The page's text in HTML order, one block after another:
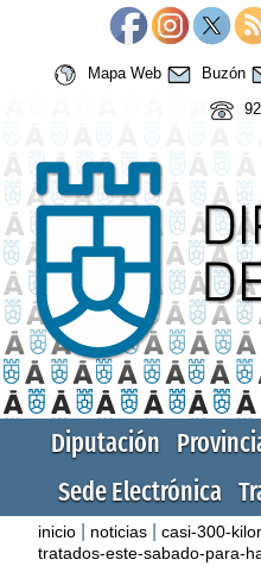
Mapa Web Buzón
Diputación
Sede Electrónica
inicio noticias |casi-300-
tratados-este-sabado-para-